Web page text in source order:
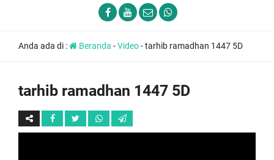
Anda ada di : Beranda -Video-tarhib ramadhan 1447 5D
tarhib ramadhan 1447 5D